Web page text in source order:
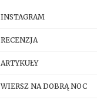
INSTAGRAM
RECENZJA
ARTYKUŁY
WIERSZ NA DOBRĄ NOC